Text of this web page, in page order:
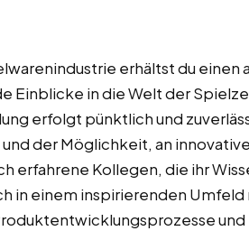
erhältst du
Einblicke in die Welt der
erfolgt pünktlich und
der Möglichkeit, an
erfahrene Kollegen, die ihr
in einem inspirierenden Umfeld